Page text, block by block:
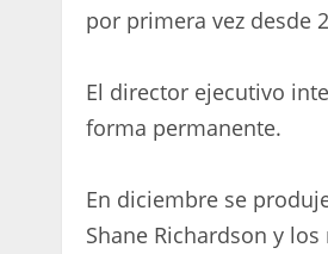
por primera vez desde
El director ejecutivo
forma permanente.
En diciembre se
Shane Richardson y